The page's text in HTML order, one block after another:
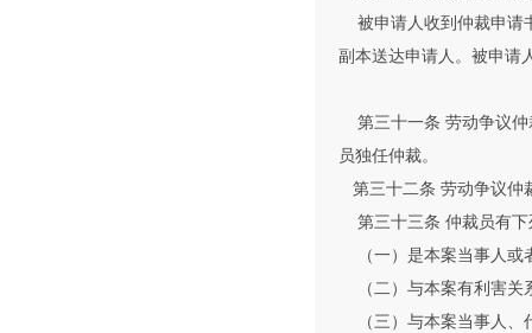
被申请人收到仲裁申请
副本送达申请人。被申请
第三十一条 劳动争议仲
员独任仲裁。
第三十二条 劳动争议仲
第三十三条 仲裁员有下
（一）是本案当事人或
（二）与本案有利害关
（三）与本案当事人、